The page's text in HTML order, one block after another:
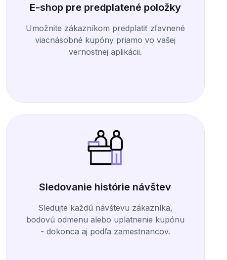
E-shop pre predplatené položky
Umožnite zákazníkom predplatiť zľavnené
viacnásobné kupóny priamo vo vašej
vernostnej aplikácii.
Sledovanie histórie návštev
Sledujte každú návštevu zákazníka,
bodovú odmenu alebo uplatnenie kupónu
- dokonca aj podľa zamestnancov.